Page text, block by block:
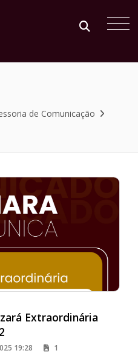
de Comunicação
Extraordinária
19:28 1